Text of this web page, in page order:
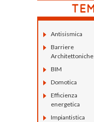
Antisismica
Barriere
Architettoniche
BIM
Domotica
Efficienza
energetica
Impiantistica